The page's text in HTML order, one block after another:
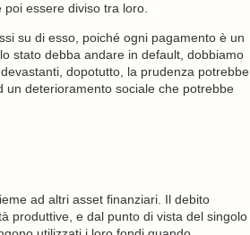
essere diviso tra loro.
su di esso, poiché ogni pagamento è un
stato debba andare in default, dobbiamo
dopotutto, la prudenza potrebbe
deterioramento sociale che potrebbe
ad altri asset finanziari. Il debito
produttive, e dal punto di vista del singolo